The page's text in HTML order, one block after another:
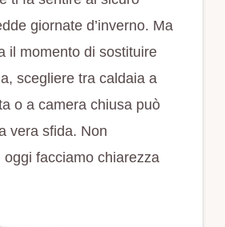
giornate d’inverno. Ma
il momento di sostituire
scegliere tra caldaia a
o a camera chiusa può
vera sfida. Non
oggi facciamo chiarezza